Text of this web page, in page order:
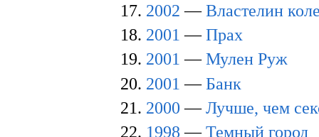
2002 —Властелин
2001 —Прах
2001 —Мулен Руж
2001 — Банк
2000 —Лучше, чем
1998 —Темный город